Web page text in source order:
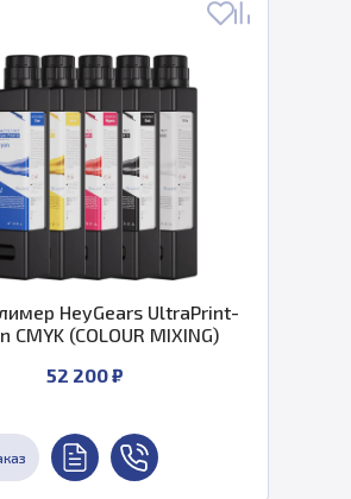
HeyGears UltraPrint-
CMYK (COLOUR MIXING)
52 200 ₽